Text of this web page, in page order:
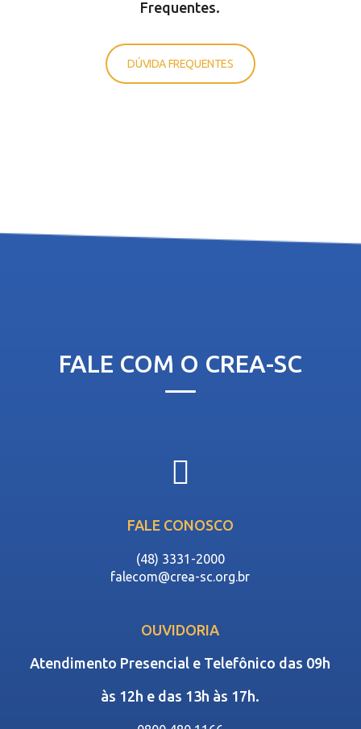
Frequentes.
DÚVIDA FREQUENTES
FALE COM O CREA-SC
FALE CONOSCO
(48) 3331-2000
falecom@crea-sc.org.br
OUVIDORIA
Atendimento Presencial e Telefônico das 09h
às 12h e das 13h às 17h.